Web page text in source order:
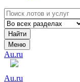
Найти
Меню
Au.ru
Au.ru